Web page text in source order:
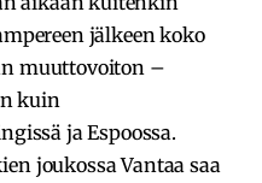
jälkeen koko
muuttovoiton –
kuin
ja Espoossa.
joukossa Vantaa saa